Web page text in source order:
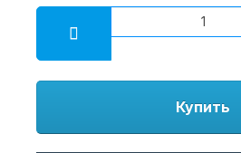
Купить